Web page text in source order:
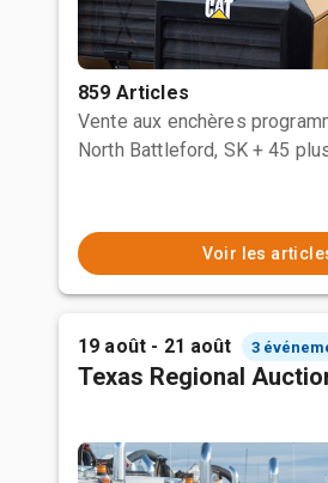
859 Articles
Vente aux enchères
North Battleford, SK + 45
Voir les
19 août - 21 août 3
Texas Regional